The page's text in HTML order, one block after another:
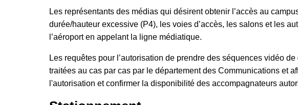
Les représentants des médias qui désirent obtenir l’accès au
durée/hauteur excessive (P4), les voies d’accès, les salons et les
l’aéroport en appelant la ligne médiatique.
Les requêtes pour l’autorisation de prendre des séquences vidéo
traitées au cas par cas par le département des Communications et
l'autorisation et confirmer la disponibilité des accompagnateurs